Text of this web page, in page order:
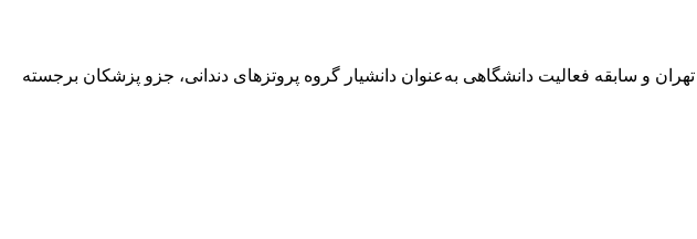
و سابقه فعالیت دانشگاهی به‌عنوان دانشیار گروه پروتزهای دندانی، جزو پزشکان برجسته